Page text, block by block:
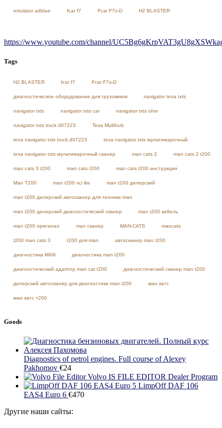
emulator adblue fcar f7 Fcar F7s-D H2 BLASTER
https://www.youtube.com/channel/
Tags
H2 BLASTER fcar f7 Fcar F7s-D
диагностическое оборудование для грузовиков navigator texa txts
navigator txts navigator txts car navigator txts ohw
navigator txts truck d07223 Texa Multihub
texa navigator txts truck d07223 texa navigator txts мультимарочный
texa navigator txts мультимарочный сканер man cats 2 man cats 2 t200
man cats 3 t200 man cats t200 man cats t200 инструкция
Man T200 man t200 vci lite man t200 дилерский
man t200 дилерский автосканер для техники man
man t200 дилерский диагностический сканер man t200 кабель
man t200 оригинал man сканер MAN-CATS mancats
t200 man cats 3 t200 для man автосканер man t200
диагностика MAN диагностика man t200
диагностический адаптер man cat t200 диагностический сканер man t200
дилерский автосканер для диагностики man t200 ман катс
ман катс т200
Goods
Diagnostics of petrol engines. Full course of Alexey
Pakhomov €24
Volvo IS FILE EDITOR Dealer Program
LimpOff DAF 106
EAS4 Euro 6 €470
Другие наши сайты: